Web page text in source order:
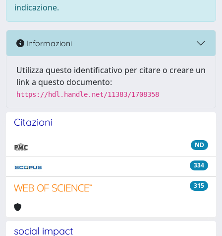
indicazione.
Informazioni
Utilizza questo identificativo per citare o creare un
link a questo documento:
https://hdl.handle.net/11383/1708358
Citazioni
ND
334
315
social impact